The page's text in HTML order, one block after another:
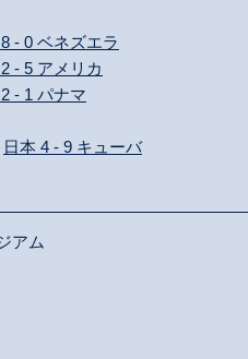
- 0 ベネズエラ
- 5 アメリカ
- 1 パナマ
日本 4 - 9 キューバ
アム